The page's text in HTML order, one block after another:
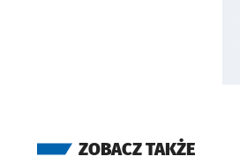
ZOBACZ TAKŻE